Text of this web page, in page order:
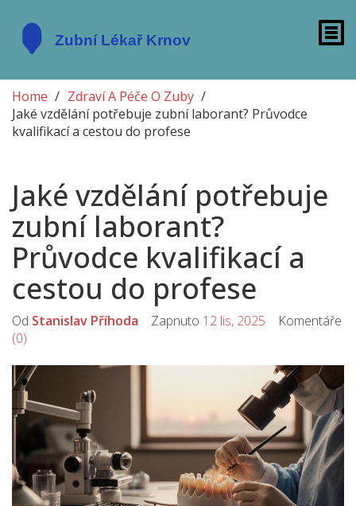
Home
Zdraví A Péče O Zuby
Jaké vzdělání potřebuje zubní laborant? Průvodce
kvalifikací a cestou do profese
Jaké vzdělání potřebuje
zubní laborant?
Průvodce kvalifikací a
cestou do profese
Od Stanislav Příhoda Zapnuto 12 lis, 2025 Komentáře
(0)